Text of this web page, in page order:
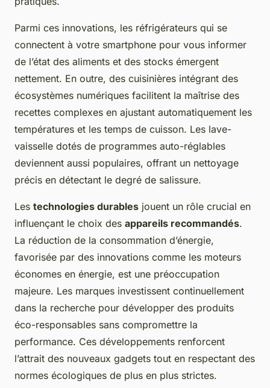
Parmi ces innovations, les réfrigérateurs qui se
connectent à votre smartphone pour vous informer
de l’état des aliments et des stocks émergent
nettement. En outre, des cuisinières intégrant des
écosystèmes numériques facilitent la maîtrise des
recettes complexes en ajustant automatiquement les
températures et les temps de cuisson. Les lave-
vaisselle dotés de programmes auto-réglables
deviennent aussi populaires, offrant un nettoyage
précis en détectant le degré de salissure.
Les technologies durables jouent un rôle crucial en
influençant le choix des appareils recommandés.
La réduction de la consommation d’énergie,
favorisée par des innovations comme les moteurs
économes en énergie, est une préoccupation
majeure. Les marques investissent continuellement
dans la recherche pour développer des produits
éco-responsables sans compromettre la
performance. Ces développements renforcent
l’attrait des nouveaux gadgets tout en respectant des
normes écologiques de plus en plus strictes.